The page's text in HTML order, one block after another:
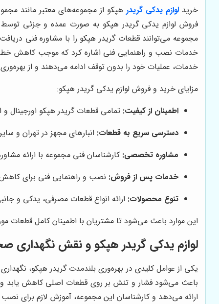
خرید لوازم يدكى گريدر هپكو از مجموعه‌های معتبر مانند
فروش لوازم يدكى گريدر هپكو به صورت عمده و جزئی توسط
مجموعه می‌توانند قطعات گريدر هپكو را با مشاوره فنی
خدمات نصب و راهنمایی فنی اشاره کرد که موجب کاهش
خدمات، عملیات خود را بدون توقف ادامه می‌دهند و از بهره‌وری
مزایای خرید و فروش لوازم يدكى گريدر هپكو:
اطمینان از کیفیت: تمامی قطعات گريدر هپكو اورجینال
دسترسی سریع به قطعات: انبارهای مجهز در تهران و
مشاوره تخصصی: کارشناسان فنی مجموعه با ارائه
خدمات پس از فروش: نصب و راهنمایی فنی برای
تنوع محصولات: ارائه انواع قطعات مصرفی، یدکی و
این موارد باعث می‌شود تا مشتریان با اطمینان کامل قطعات
لوازم يدكى گريدر هپكو و نقش نگهداری
یکی از عوامل کلیدی در بهره‌وری بلندمدت گريدر هپكو،
باعث می‌شود فشار و تنش بر روی قطعات اصلی کاهش یابد و
ارائه می‌دهد و کارشناسان این مجموعه، آموزش لازم برای نصب